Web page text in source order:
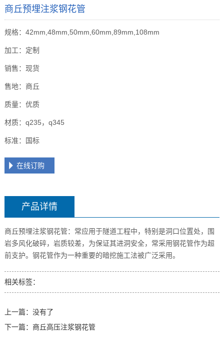
商丘预埋注浆钢花管
规格：42mm,48mm,50mm,60mm,89mm,108mm
加工：定制
销售：现货
售地：商丘
质量：优质
材质：q235，q345
标准：国标
在线订购
产品详情
商丘预埋注浆钢花管：常应用于隧道工程中，特别是洞口位置处，围
岩多风化破碎，岩质较差，为保证其进洞安全，常采用钢花管作为超
前支护。钢花管作为一种重要的暗挖施工法被广泛采用。
相关标签：
上一篇：没有了
下一篇： 商丘高压注浆钢花管